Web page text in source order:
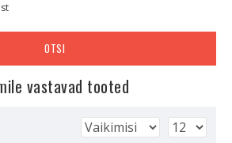
OTSI
vastavad tooted